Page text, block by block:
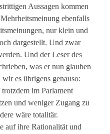
Aussagen kommen
ebenfalls
nur klein und
dargestellt. Und zwar
Und der Leser des
was er nun glauben
es übrigens genauso:
im Parlament
und weniger Zugang zu
wäre totalitär.
auf ihre Rationalität und